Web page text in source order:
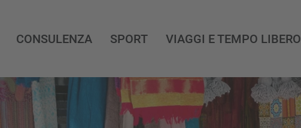
CONSULENZA SPORT VIAGGI E TEMPO LIBERO